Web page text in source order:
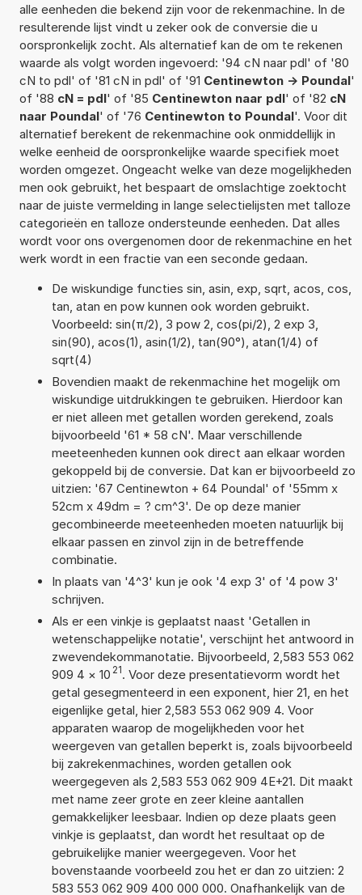
alle eenheden die bekend zijn voor de rekenmachine. In de
resulterende lijst vindt u zeker ook de conversie die u
oorspronkelijk zocht. Als alternatief kan de om te rekenen
waarde als volgt worden ingevoerd: '94 cN naar pdl' of '80
cN to pdl' of '81 cN in pdl' of '91 Centinewton -> Poundal'
of '88 cN = pdl' of '85 Centinewton naar pdl' of '82 cN
naar Poundal' of '76 Centinewton to Poundal'. Voor dit
alternatief berekent de rekenmachine ook onmiddellijk in
welke eenheid de oorspronkelijke waarde specifiek moet
worden omgezet. Ongeacht welke van deze mogelijkheden
men ook gebruikt, het bespaart de omslachtige zoektocht
naar de juiste vermelding in lange selectielijsten met talloze
categorieën en talloze ondersteunde eenheden. Dat alles
wordt voor ons overgenomen door de rekenmachine en het
werk wordt in een fractie van een seconde gedaan.
De wiskundige functies sin, asin, exp, sqrt, acos, cos,
tan, atan en pow kunnen ook worden gebruikt.
Voorbeeld: sin(π/2), 3 pow 2, cos(pi/2), 2 exp 3,
sin(90), acos(1), asin(1/2), tan(90°), atan(1/4) of
sqrt(4)
Bovendien maakt de rekenmachine het mogelijk om
wiskundige uitdrukkingen te gebruiken. Hierdoor kan
er niet alleen met getallen worden gerekend, zoals
bijvoorbeeld '61 * 58 cN'. Maar verschillende
meeteenheden kunnen ook direct aan elkaar worden
gekoppeld bij de conversie. Dat kan er bijvoorbeeld zo
uitzien: '67 Centinewton + 64 Poundal' of '55mm x
52cm x 49dm = ? cm^3'. De op deze manier
gecombineerde meeteenheden moeten natuurlijk bij
elkaar passen en zinvol zijn in de betreffende
combinatie.
In plaats van '4^3' kun je ook '4 exp 3' of '4 pow 3'
schrijven.
Als er een vinkje is geplaatst naast 'Getallen in
wetenschappelijke notatie', verschijnt het antwoord in
zwevendekommanotatie. Bijvoorbeeld, 2,583 553 062
909 4 × 10 21. Voor deze presentatievorm wordt het
getal gesegmenteerd in een exponent, hier 21, en het
eigenlijke getal, hier 2,583 553 062 909 4. Voor
apparaten waarop de mogelijkheden voor het
weergeven van getallen beperkt is, zoals bijvoorbeeld
bij zakrekenmachines, worden getallen ook
weergegeven als 2,583 553 062 909 4E+21. Dit maakt
met name zeer grote en zeer kleine aantallen
gemakkelijker leesbaar. Indien op deze plaats geen
vinkje is geplaatst, dan wordt het resultaat op de
gebruikelijke manier weergegeven. Voor het
bovenstaande voorbeeld zou het er dan zo uitzien: 2
583 553 062 909 400 000 000. Onafhankelijk van de